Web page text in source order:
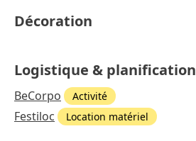
Décoration
Logistique & planification
BeCorpo Activité
Festiloc Location matériel